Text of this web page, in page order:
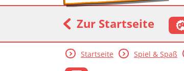
Zur Startseite
Startseite Spiel & Spaß